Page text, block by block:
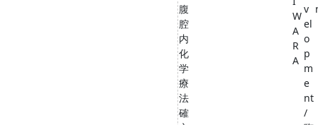
腹
腔
内
化
学
療
法
確
W
A
R
A
v
el
o
p
m
e
nt
/